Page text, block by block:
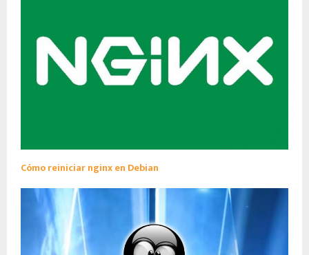
Cómo reiniciar nginx en Debian